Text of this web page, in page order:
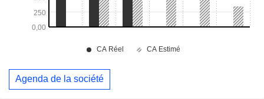
Agenda de la société